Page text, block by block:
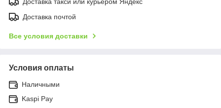
Доставка почтой
Все условия доставки
Условия оплаты
Наличными
Kaspi Pay